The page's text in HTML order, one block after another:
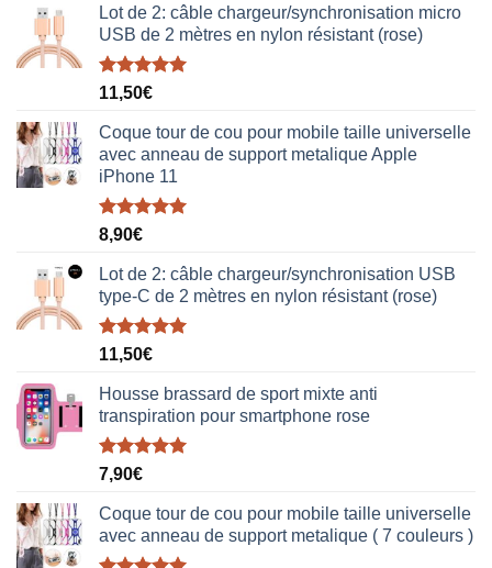
38,00€.19,00€.
Lot de 2: câble chargeur/synchronisation micro
USB de 2 mètres en nylon résistant (rose)
Note5.00
11,50€
Coque tour de cou pour mobile taille universelle
avec anneau de support metalique Apple
iPhone 11
Note5.00
8,90€
Lot de 2: câble chargeur/synchronisation USB
type-C de 2 mètres en nylon résistant (rose)
Note5.00
11,50€
Housse brassard de sport mixte anti
transpiration pour smartphone rose
Note5.00
7,90€
Coque tour de cou pour mobile taille universelle
avec anneau de support metalique ( 7 couleurs )